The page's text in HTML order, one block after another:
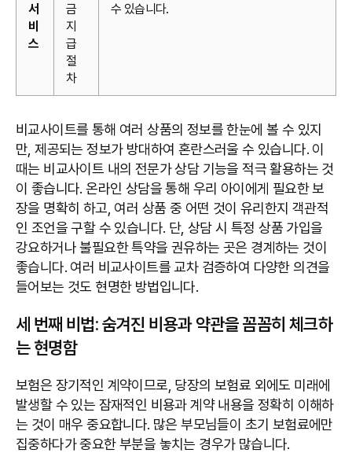
서
비
스
금
지
급
절
차
수 있습니다.
비교사이트를 통해 여러 상품의 정보를 한눈에 볼 수 있지
만, 제공되는 정보가 방대하여 혼란스러울 수 있습니다. 이
때는 비교사이트 내의 전문가 상담 기능을 적극 활용하는 것
이 좋습니다. 온라인 상담을 통해 우리 아이에게 필요한 보
장을 명확히 하고, 여러 상품 중 어떤 것이 유리한지 객관적
인 조언을 구할 수 있습니다. 단, 상담 시 특정 상품 가입을
강요하거나 불필요한 특약을 권유하는 곳은 경계하는 것이
좋습니다. 여러 비교사이트를 교차 검증하여 다양한 의견을
들어보는 것도 현명한 방법입니다.
세 번째 비법: 숨겨진 비용과 약관을 꼼꼼히 체크하
는 현명함
보험은 장기적인 계약이므로, 당장의 보험료 외에도 미래에
발생할 수 있는 잠재적인 비용과 계약 내용을 정확히 이해하
는 것이 매우 중요합니다. 많은 부모님들이 초기 보험료에만
집중하다가 중요한 부분을 놓치는 경우가 많습니다.